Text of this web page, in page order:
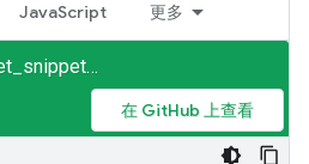
JavaScript 更多
sheets/api/spreadsheet_snippets.gs
在 GitHub 上查看